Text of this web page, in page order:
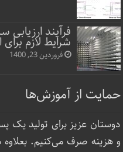
فرآیند ارزیابی
شرایط لازم برای
فروردین 23, 1400
حمایت از آموزش‌ها
دوستان عزیز برای تولید
و هزینه صرف می‌کنیم. بعلاوه